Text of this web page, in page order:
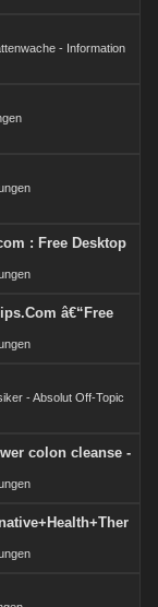
- Information
: Free Desktop
â€“Free
- Absolut Off-Topic
colon cleanse -